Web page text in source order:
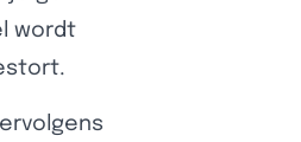
wordt